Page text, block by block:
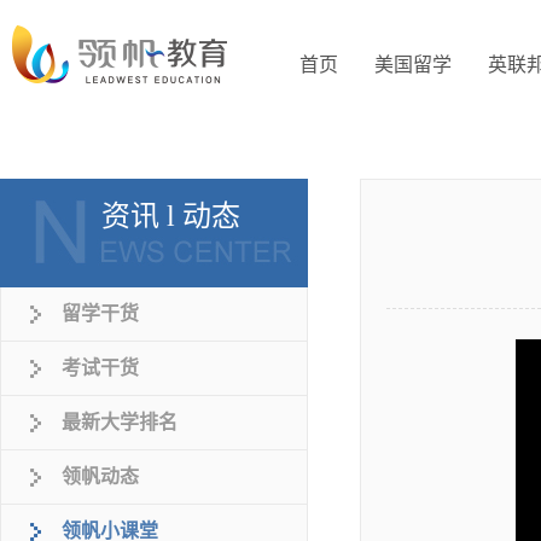
首页 美国留学 英联
资讯 l 动态
留学干货
考试干货
最新大学排名
领帆动态
领帆小课堂